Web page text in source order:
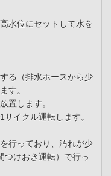
水位にセットして水を
る（排水ホースから少
す。
置します。
イクル運転します。
行っており、汚れが少
つけおき運転）で行っ